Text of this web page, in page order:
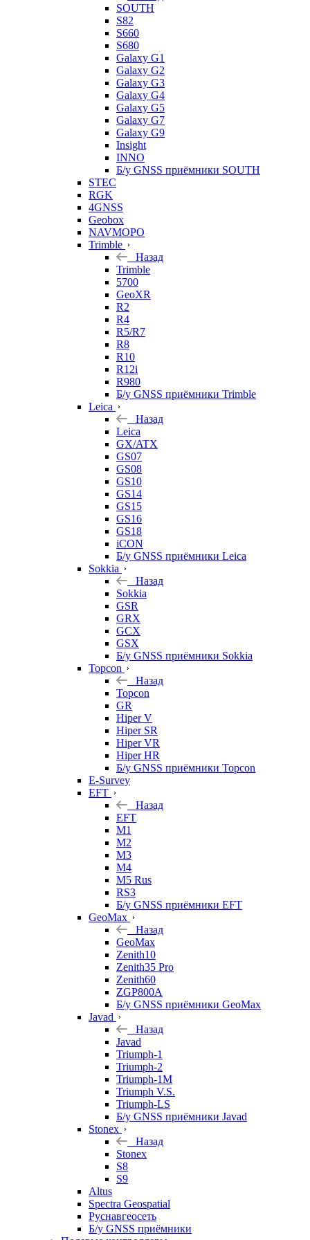
SOUTH
S82
S660
S680
Galaxy G1
Galaxy G2
Galaxy G3
Galaxy G4
Galaxy G5
Galaxy G7
Galaxy G9
Insight
INNO
Б/у GNSS приёмники SOUTH
STEC
RGK
4GNSS
Geobox
NAVMOPO
Trimble
Назад
Trimble
5700
GeoXR
R2
R4
R5/R7
R8
R10
R12i
R980
Б/у GNSS приёмники Trimble
Leica
Назад
Leica
GX/ATX
GS07
GS08
GS10
GS14
GS15
GS16
GS18
iCON
Б/у GNSS приёмники Leica
Sokkia
Назад
Sokkia
GSR
GRX
GCX
GSX
Б/у GNSS приёмники Sokkia
Topcon
Назад
Topcon
GR
Hiper V
Hiper SR
Hiper VR
Hiper HR
Б/у GNSS приёмники Topcon
E-Survey
EFT
Назад
EFT
M1
M2
M3
M4
M5 Rus
RS3
Б/у GNSS приёмники EFT
GeoMax
Назад
GeoMax
Zenith10
Zenith35 Pro
Zenith60
ZGP800A
Б/у GNSS приёмники GeoMax
Javad
Назад
Javad
Triumph-1
Triumph-2
Triumph-1M
Triumph V.S.
Triumph-LS
Б/у GNSS приёмники Javad
Stonex
Назад
Stonex
S8
S9
Altus
Spectra Geospatial
Руснавгеосеть
Б/у GNSS приёмники